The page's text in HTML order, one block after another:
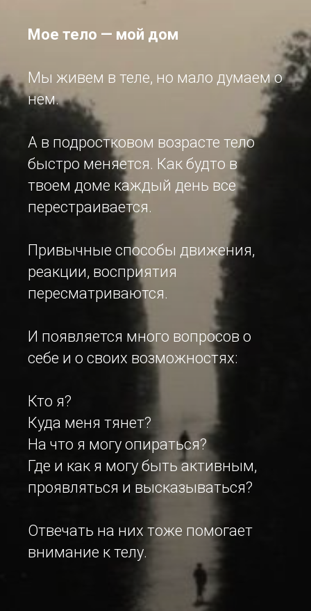
Мое тело — мой дом
Мы живем в теле, но мало думаем о
нем.
А в подростковом возрасте тело
быстро меняется. Как будто в
твоем доме каждый день все
перестраивается.
Привычные способы движения,
реакции, восприятия
пересматриваются.
И появляется много вопросов о
себе и о своих возможностях:
Кто я?
Куда меня тянет?
На что я могу опираться?
Где и как я могу быть активным,
проявляться и высказываться?
Отвечать на них тоже помогает
внимание к телу.